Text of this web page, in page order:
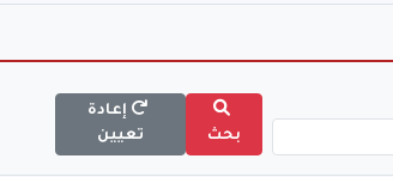
بحث
إعادة
تعيين